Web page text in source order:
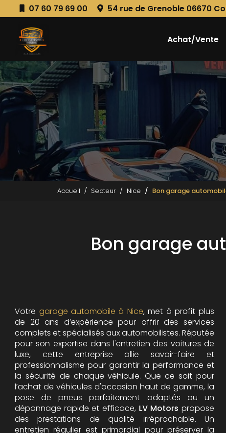
au
contenu
principal
07 60 79 69 00 54 rue de Grenoble 06670
Achat/Vente
Accueil Secteur Nice Bon garage
Bon garage
Votre garage automobile à Nice, met à profit plus
de 20 ans d’expérience pour offrir des services
complets et spécialisés aux automobilistes. Réputée
pour son expertise dans l'entretien des voitures de
luxe, cette entreprise allie savoir-faire et
professionnalisme pour garantir la performance et
la sécurité de chaque véhicule. Que ce soit pour
l’achat de véhicules d'occasion haut de gamme, la
pose de pneus parfaitement adaptés ou un
dépannage rapide et efficace, LV Motors propose
des prestations de qualité irréprochable. Un
entretien régulier est primordial pour préserver la